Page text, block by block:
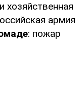
хозяйственная
армия
: пожар